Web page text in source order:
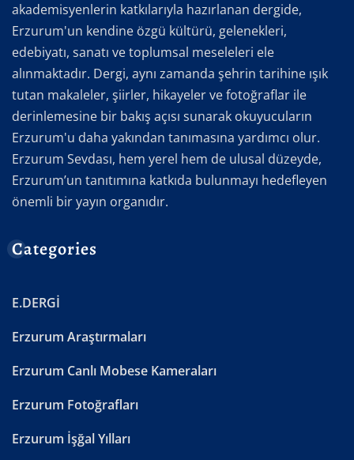
akademisyenlerin katkılarıyla hazırlanan dergide,
Erzurum'un kendine özgü kültürü, gelenekleri,
edebiyatı, sanatı ve toplumsal meseleleri ele
alınmaktadır. Dergi, aynı zamanda şehrin tarihine ışık
tutan makaleler, şiirler, hikayeler ve fotoğraflar ile
derinlemesine bir bakış açısı sunarak okuyucuların
Erzurum'u daha yakından tanımasına yardımcı olur.
Erzurum Sevdası, hem yerel hem de ulusal düzeyde,
Erzurum’un tanıtımına katkıda bulunmayı hedefleyen
önemli bir yayın organıdır.
Categories
E.DERGİ
Erzurum Araştırmaları
Erzurum Canlı Mobese Kameraları
Erzurum Fotoğrafları
Erzurum İşğal Yılları